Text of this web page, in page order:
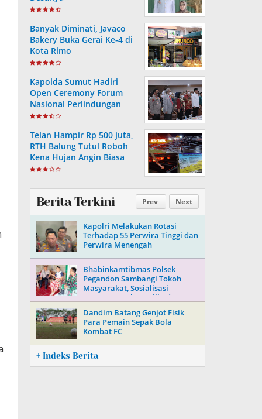
Banyak Diminati, Javaco
Bakery Buka Gerai Ke-4 di
Kota Rimo
Kapolda Sumut Hadiri
Open Ceremony Forum
Nasional Perlindungan
Anak ke-V Tahun 2022
Telan Hampir Rp 500 juta,
RTH Balung Tutul Roboh
Kena Hujan Angin Biasa
Prev Next
Berita Terkini
Kapolri Melakukan Rotasi
Terhadap 55 Perwira Tinggi dan
Perwira Menengah
Bhabinkamtibmas Polsek
Pegandon Sambangi Tokoh
Masyarakat, Sosialisasi
Keamanan Jelang Pilkada 2024
Dandim Batang Genjot Fisik
Para Pemain Sepak Bola
Kombat FC
+ Indeks Berita